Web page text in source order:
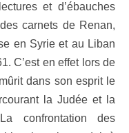
et d’ébauches
carnets de Renan,
en Syrie et au Liban
C’est en effet lors de
dans son esprit le
la Judée et la
confrontation des